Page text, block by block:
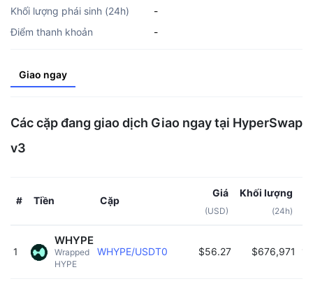
Khối lượng phái sinh (24h)
-
Điểm thanh khoản
-
Giao ngay
Các cặp đang giao dịch Giao ngay tại HyperSwap
v3
# Tiền Cặp
Giá
(USD)
Khối lượng
(24h)
1
Wrapped
HYPE
WHYPE
WHYPE/USDT0 $56.27 $676,971